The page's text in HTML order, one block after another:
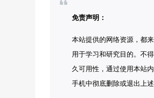
免责声明：
本站提供的网络资源，都
用于学习和研究目的。不
久可用性，通过使用本站
手机中彻底删除或退出上